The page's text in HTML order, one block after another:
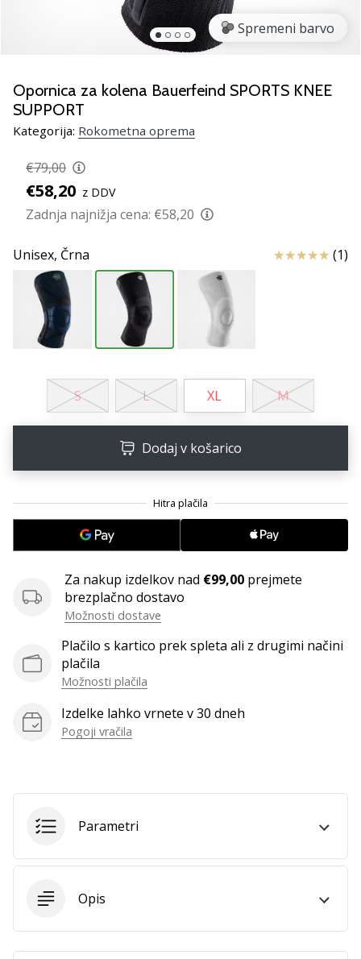
NITRO
SQD
5!
Odkrivaj
novosti
in
ugotovi,
splača…
25. 11. 2024
2 min. branja
Postani
ambasador/ka
naše
Si
navdušenec/ka,
smo
Pridruži
se
brend
ambasador/ka.
Prikaži
Spremeni barvo
Opornica za kolena Bauerfeind SPORTS KNEE
SUPPORT
Kategorija: Rokometna oprema
€79,00
€58,20 z DDV
Zadnja najnižja cena: €58,20
Unisex, Črna Ocena izdelka
(1)
S L XL M
Dodaj v košarico
Za nakup izdelkov nad €99,00 prejmete
brezplačno dostavo
Možnosti dostave
Plačilo s kartico prek spleta ali z drugimi načini
plačila
Možnosti plačila
Izdelke lahko vrnete v 30 dneh
Pogoji vračila
Parametri
Opis